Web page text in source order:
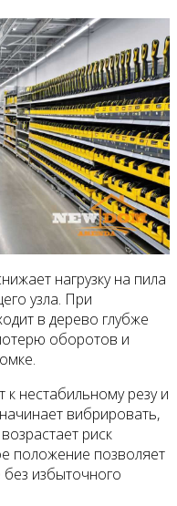
нагрузку на пила
узла. При
в дерево глубже
оборотов и
к нестабильному резу и
вибрировать,
риск
положение позволяет
избыточного